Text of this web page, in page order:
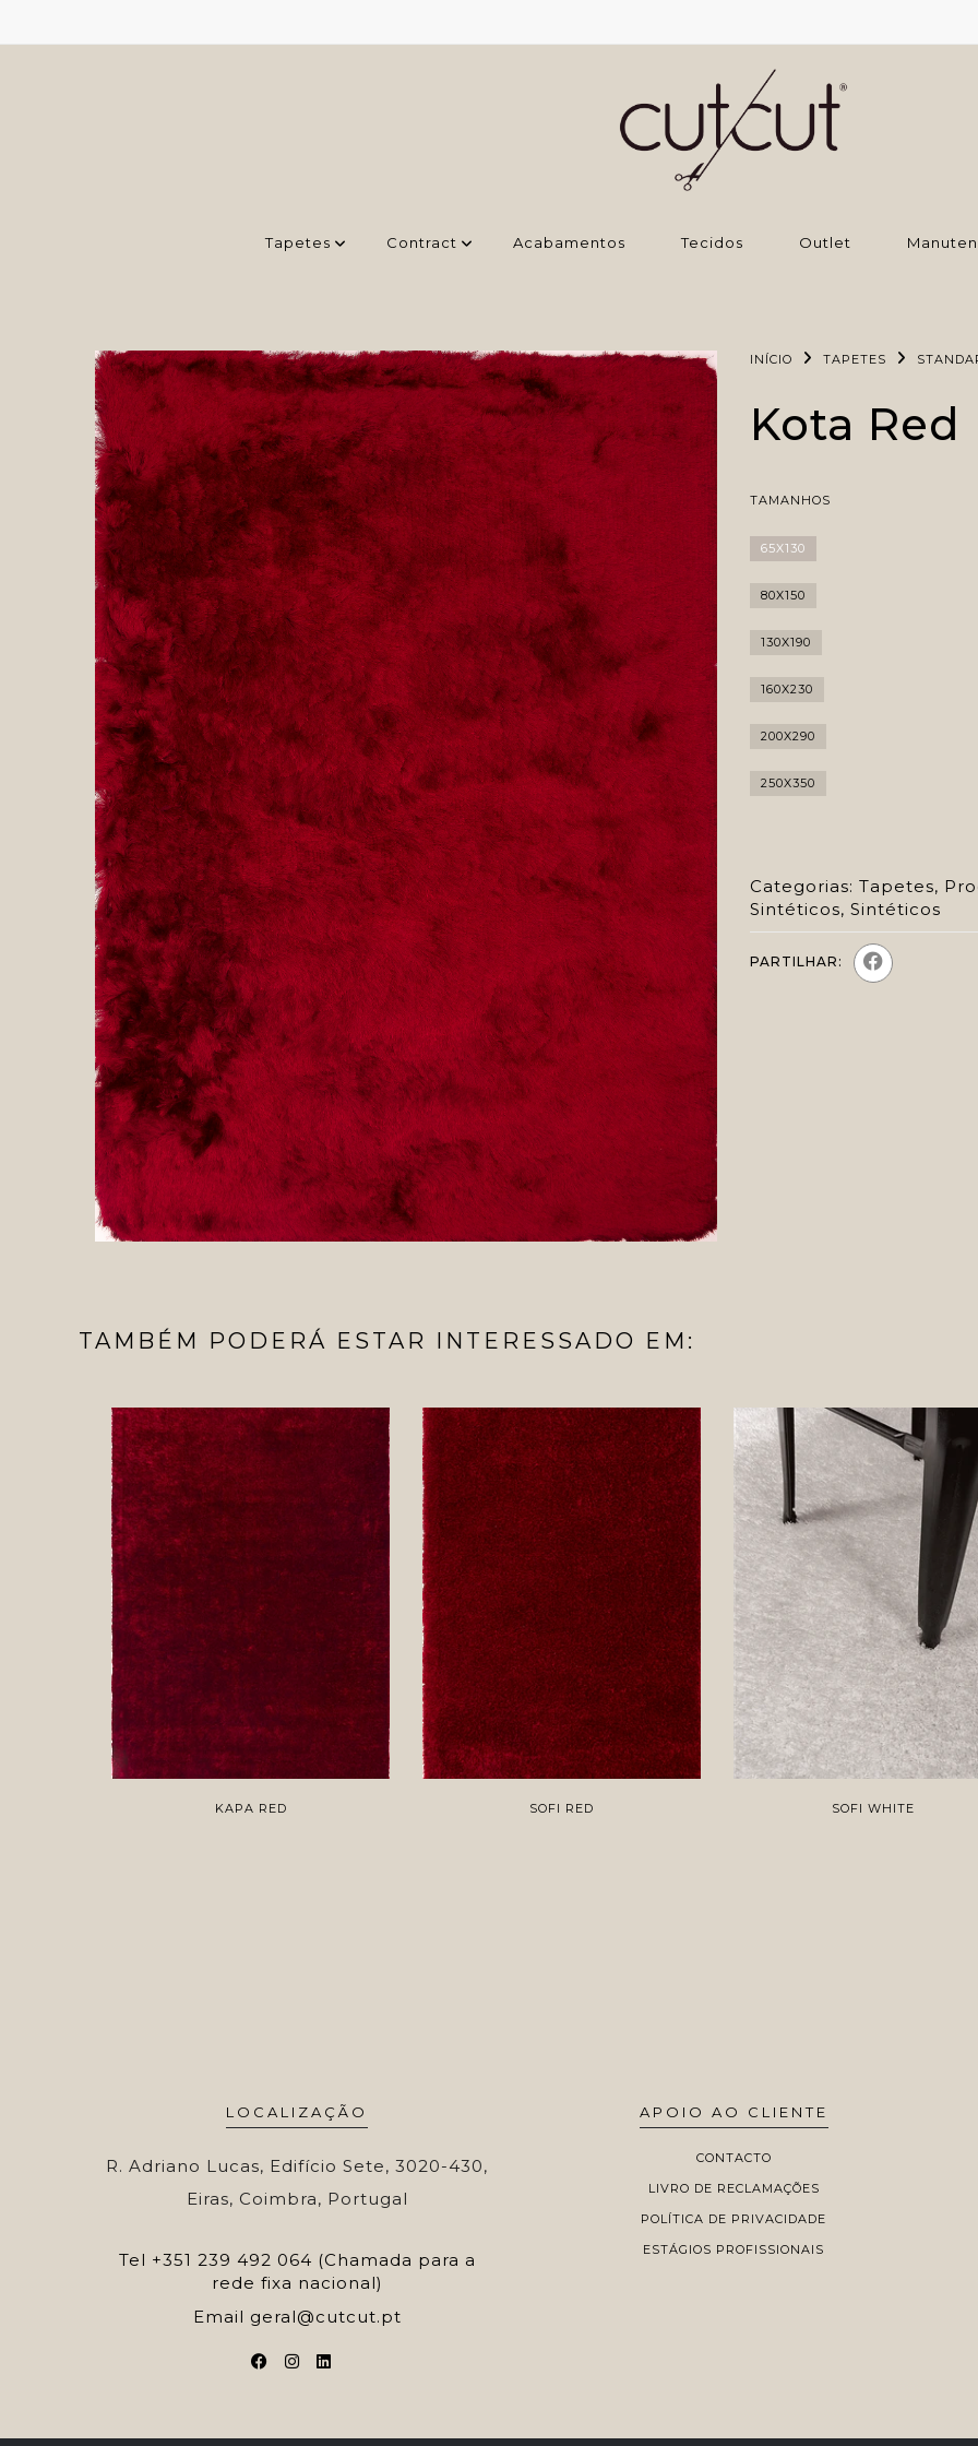
Tapetes Contract ‌Acabamentos Tecidos Outlet
INÍCIO TAPETES
Kota Red
TAMANHOS
65X130
80X150
130X190
160X230
200X290
250X350
Categorias: Tapetes,
Sintéticos, Sintéticos
PARTILHAR:
TAMBÉM PODERÁ ESTAR INTERESSADO EM:
KAPA RED SOFI RED SOFI WHITE
LOCALIZAÇÃO
R. Adriano Lucas, Edifício Sete, 3020-430,
Eiras, Coimbra, Portugal
Tel +351 239 492 064 (Chamada para a
rede fixa nacional)
Email geral@cutcut.pt
APOIO AO CLIENTE
CONTACTO
LIVRO DE RECLAMAÇÕES
POLÍTICA DE PRIVACIDADE
ESTÁGIOS PROFISSIONAIS